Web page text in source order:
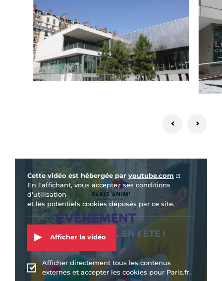
Cette vidéo est hébergée par youtube.com
En l'affichant, vous acceptez ses conditions
d'utilisation
et les potentiels cookies déposés par ce site.
Afficher la vidéo
Afficher directement tous les contenus
externes et accepter les cookies pour Paris.fr.